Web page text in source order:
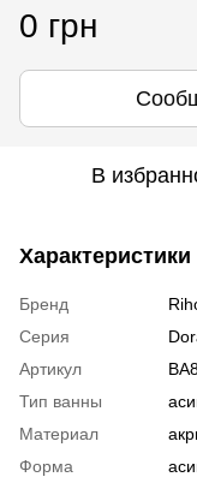
0 грн
В
Характеристики
Бренд
Серия
Артикул
Тип ванны
Материал
Форма